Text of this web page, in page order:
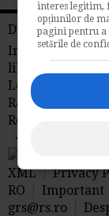
Din reteaua RS
Info tva
liber
Legislatia Muncii
R&S
Romania
XML
Privacy
RO
Important
grs@rs.ro
interes legitim,
opțiunilor de
pagini pentru a
setările de